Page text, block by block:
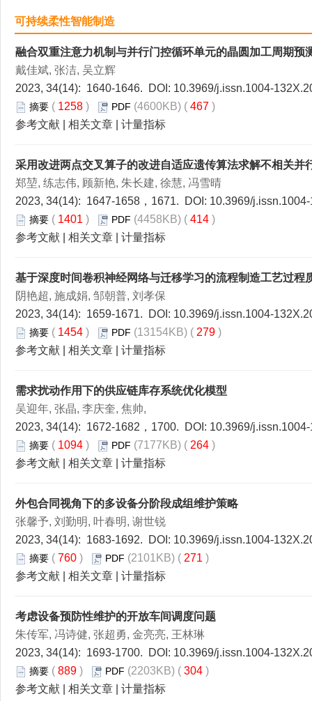
可持续柔性智能制造
融合双重注意力机制与并行门控循环单元的晶圆加工周期预
戴佳斌, 张洁, 吴立辉
2023, 34(14): 1640-1646. DOI: 10.3969/j.issn.1004-
摘要 ( 1258 ) PDF (4600KB) ( 467 )
参考文献
相关文章 计量指标
采用改进两点交叉算子的改进自适应遗传算法求解不相关并
郑堃, 练志伟, 顾新艳, 朱长建, 徐慧, 冯雪晴
2023, 34(14): 1647-1658，1671. DOI: 10.3969/
摘要 ( 1401 ) PDF (4458KB) ( 414 )
参考文献
相关文章 计量指标
基于深度时间卷积神经网络与迁移学习的流程制造工艺过程
阴艳超, 施成娟, 邹朝普, 刘孝保
2023, 34(14): 1659-1671. DOI: 10.3969/j.issn.1004-
摘要 ( 1454 ) PDF (13154KB) ( 279 )
参考文献
相关文章 计量指标
需求扰动作用下的供应链库存系统优化模型
吴迎年, 张晶, 李庆奎, 焦帅,
2023, 34(14): 1672-1682，1700. DOI: 10.3969/
摘要 ( 1094 ) PDF (7177KB) ( 264 )
参考文献
相关文章 计量指标
外包合同视角下的多设备分阶段成组维护策略
张馨予, 刘勤明, 叶春明, 谢世锐
2023, 34(14): 1683-1692. DOI: 10.3969/j.issn.1004-
摘要 ( 760 ) PDF (2101KB) ( 271 )
参考文献
相关文章 计量指标
考虑设备预防性维护的开放车间调度问题
朱传军, 冯诗健, 张超勇, 金亮亮, 王林琳
2023, 34(14): 1693-1700. DOI: 10.3969/j.issn.1004-
摘要 ( 889 ) PDF (2203KB) ( 304 )
参考文献
相关文章 计量指标